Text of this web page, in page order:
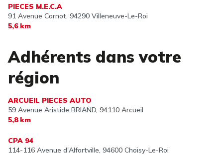
PIECES M.E.C.A
91 Avenue Carnot, 94290 Villeneuve-Le-Roi
5,6 km
Adhérents dans votre
région
ARCUEIL PIECES AUTO
59 Avenue Aristide BRIAND, 94110 Arcueil
5,8 km
CPA 94
114-116 Avenue d'Alfortville, 94600 Choisy-Le-Roi